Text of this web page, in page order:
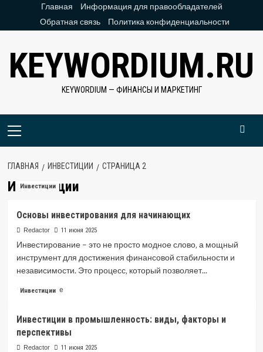
Главная
Информация для правообладателей
Обратная связь
Политика конфиденциальности
KEYWORDIUM.RU
KEYWORDIUM — ФИНАНСЫ И МАРКЕТИНГ
Основное
ГЛАВНАЯ ИНВЕСТИЦИИ СТРАНИЦА 2
Инвестиции
Инвестиции
Основы инвестирования для начинающих
Redactor 11 июня 2025
Инвестирование – это не просто модное слово‚ а мощный
инструмент для достижения финансовой стабильности и
независимости. Это процесс‚ который позволяет...
Читать далееRead
Основы
инвестирования
для
Инвестиции
Инвестиции в промышленность: виды, факторы и
перспективы
Redactor 11 июня 2025